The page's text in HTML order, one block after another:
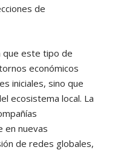
de
que este tipo de
económicos
iniciales, sino que
ecosistema local. La
en nuevas
de redes globales,